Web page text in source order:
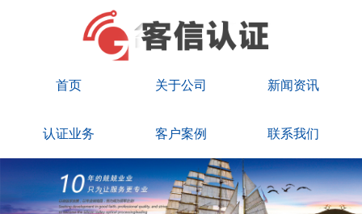
首页 关于公司 新闻资讯
认证业务 客户案例 联系我们